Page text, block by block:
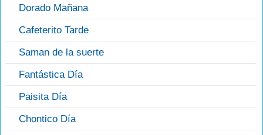
Dorado Mañana
Cafeterito Tarde
Saman de la suerte
Fantástica Día
Paisita Día
Chontico Día